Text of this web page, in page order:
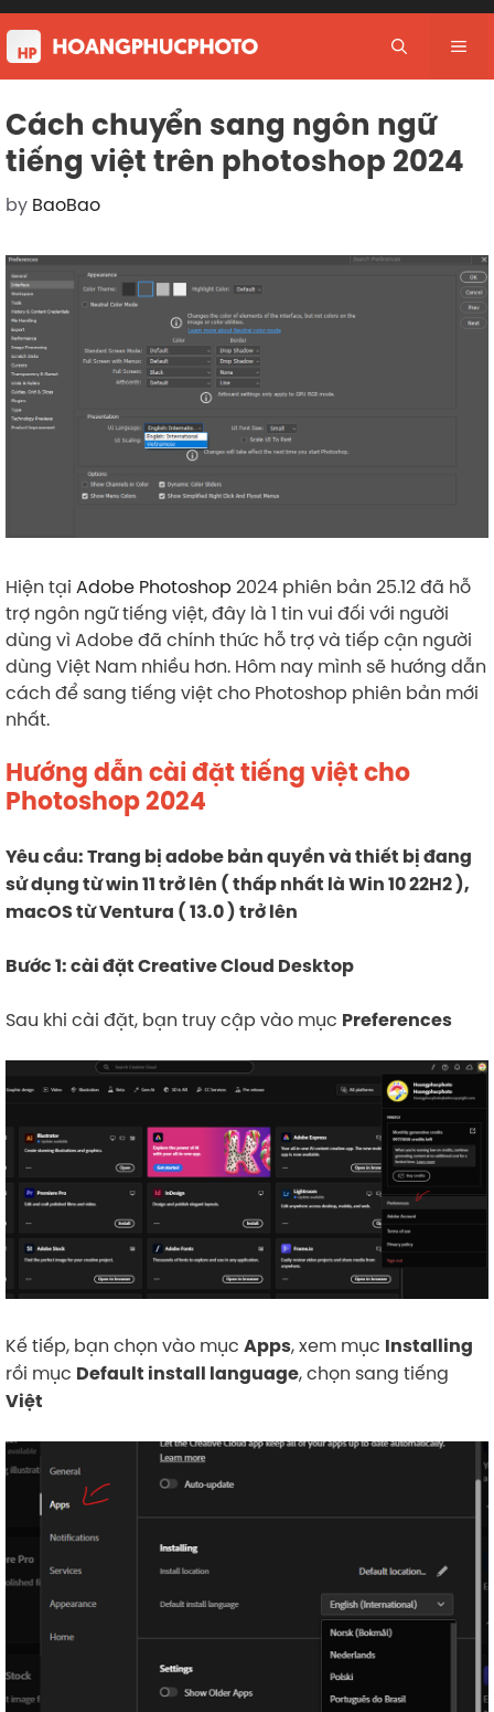
Skip
to
content
Cách chuyển sang ngôn ngữ
tiếng việt trên photoshop 2024
by BaoBao
Hiện tại Adobe Photoshop 2024 phiên bản 25.12 đã hỗ
trợ ngôn ngữ tiếng việt, đây là 1 tin vui đối với người
dùng vì Adobe đã chính thức hỗ trợ và tiếp cận người
dùng Việt Nam nhiều hơn. Hôm nay mình sẽ hướng dẫn
cách để sang tiếng việt cho Photoshop phiên bản mới
nhất.
Hướng dẫn cài đặt tiếng việt cho
Photoshop 2024
Yêu cầu: Trang bị adobe bản quyền và thiết bị đang
sử dụng từ win 11 trở lên ( thấp nhất là Win 10 22H2 ),
macOS từ Ventura ( 13.0 ) trở lên
Bước 1: cài đặt Creative Cloud Desktop
Sau khi cài đặt, bạn truy cập vào mục Preferences
Kế tiếp, bạn chọn vào mục Apps, xem mục Installing
rồi mục Default install language, chọn sang tiếng
Việt